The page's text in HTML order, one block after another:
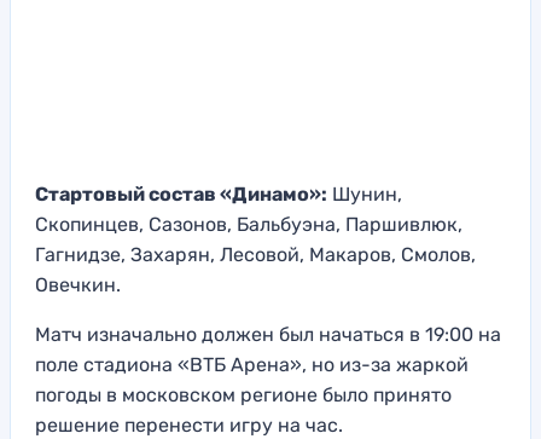
Стартовый состав «Динамо»: Шунин,
Скопинцев, Сазонов, Бальбуэна, Паршивлюк,
Гагнидзе, Захарян, Лесовой, Макаров, Смолов,
Овечкин.
Матч изначально должен был начаться в 19:00 на
поле стадиона «ВТБ Арена», но из-за жаркой
погоды в московском регионе было принято
решение перенести игру на час.